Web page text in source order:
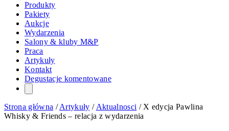
Produkty
Pakiety
Aukcje
Wydarzenia
Salony & kluby M&P
Praca
Artykuły
Kontakt
Degustacje komentowane
Strona główna /Artykuły / Aktualnosci / X edycja Pawlina
Whisky & Friends – relacja z wydarzenia